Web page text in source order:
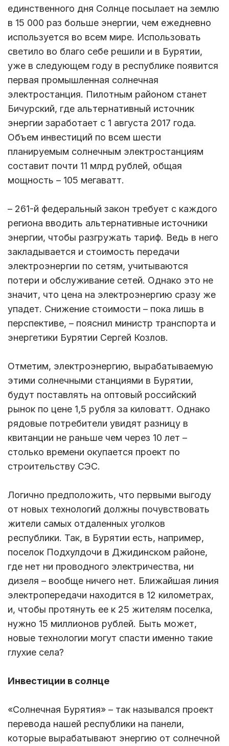
единственного дня Солнце посылает на землю
в 15 000 раз больше энергии, чем ежедневно
используется во всем мире. Использовать
светило во благо себе решили и в Бурятии,
уже в следующем году в республике появится
первая промышленная солнечная
электростанция. Пилотным районом станет
Бичурский, где альтернативный источник
энергии заработает с 1 августа 2017 года.
Объем инвестиций по всем шести
планируемым солнечным электростанциям
составит почти 11 млрд рублей, общая
мощность – 105 мегаватт.
– 261-й федеральный закон требует с каждого
региона вводить альтернативные источники
энергии, чтобы разгружать тариф. Ведь в него
закладывается и стоимость передачи
электроэнергии по сетям, учитываются
потери и обслуживание сетей. Однако это не
значит, что цена на электроэнергию сразу же
упадет. Снижение стоимости – пока лишь в
перспективе, – пояснил министр транспорта и
энергетики Бурятии Сергей Козлов.
Отметим, электроэнергию, вырабатываемую
этими солнечными станциями в Бурятии,
будут поставлять на оптовый российский
рынок по цене 1,5 рубля за киловатт. Однако
рядовые потребители увидят разницу в
квитанции не раньше чем через 10 лет –
столько времени окупается проект по
строительству СЭС.
Логично предположить, что первыми выгоду
от новых технологий должны почувствовать
жители самых отдаленных уголков
республики. Так, в Бурятии есть, например,
поселок Подхулдочи в Джидинском районе,
где нет ни проводного электричества, ни
дизеля – вообще ничего нет. Ближайшая линия
электропередачи находится в 12 километрах,
и, чтобы протянуть ее к 25 жителям поселка,
нужно 15 миллионов рублей. Быть может,
новые технологии могут спасти именно такие
глухие села?
Инвестиции в солнце
«Солнечная Бурятия» – так назывался проект
перевода нашей республики на панели,
которые вырабатывают энергию от солнечной